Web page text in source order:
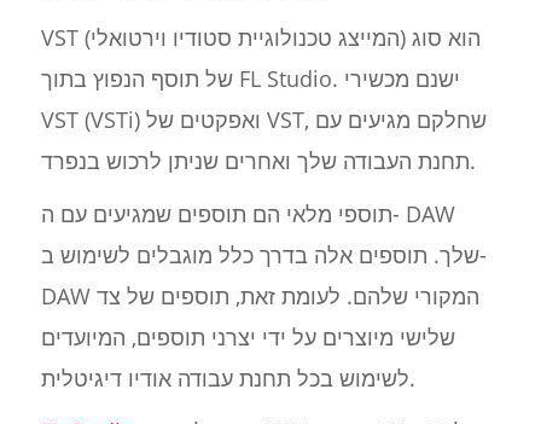
VST (המייצג טכנולוגיית סטודיו וירטואלי) הוא סוג
של תוסף הנפוץ בתוך FL Studio. ישנם מכשירי
VST (VSTi) ואפקטים של VST, שחלקם מגיעים עם
תחנת העבודה שלך ואחרים שניתן לרכוש בנפרד.
תוספי מלאי הם תוספים שמגיעים עם ה- DAW
שלך. תוספים אלה בדרך כלל מוגבלים לשימוש ב-
DAW המקורי שלהם. לעומת זאת, תוספים של צד
שלישי מיוצרים על ידי יצרני תוספים, המיועדים
לשימוש בכל תחנת עבודה אודיו דיגיטלית.